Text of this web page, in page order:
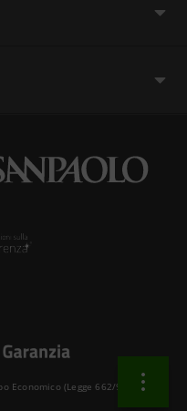
Economico (Legge 662/96 )